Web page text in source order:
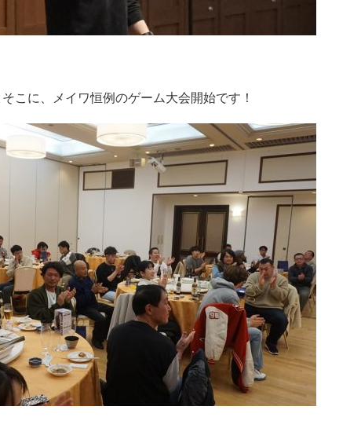
こに、メイワ恒例のゲーム大会開始です！